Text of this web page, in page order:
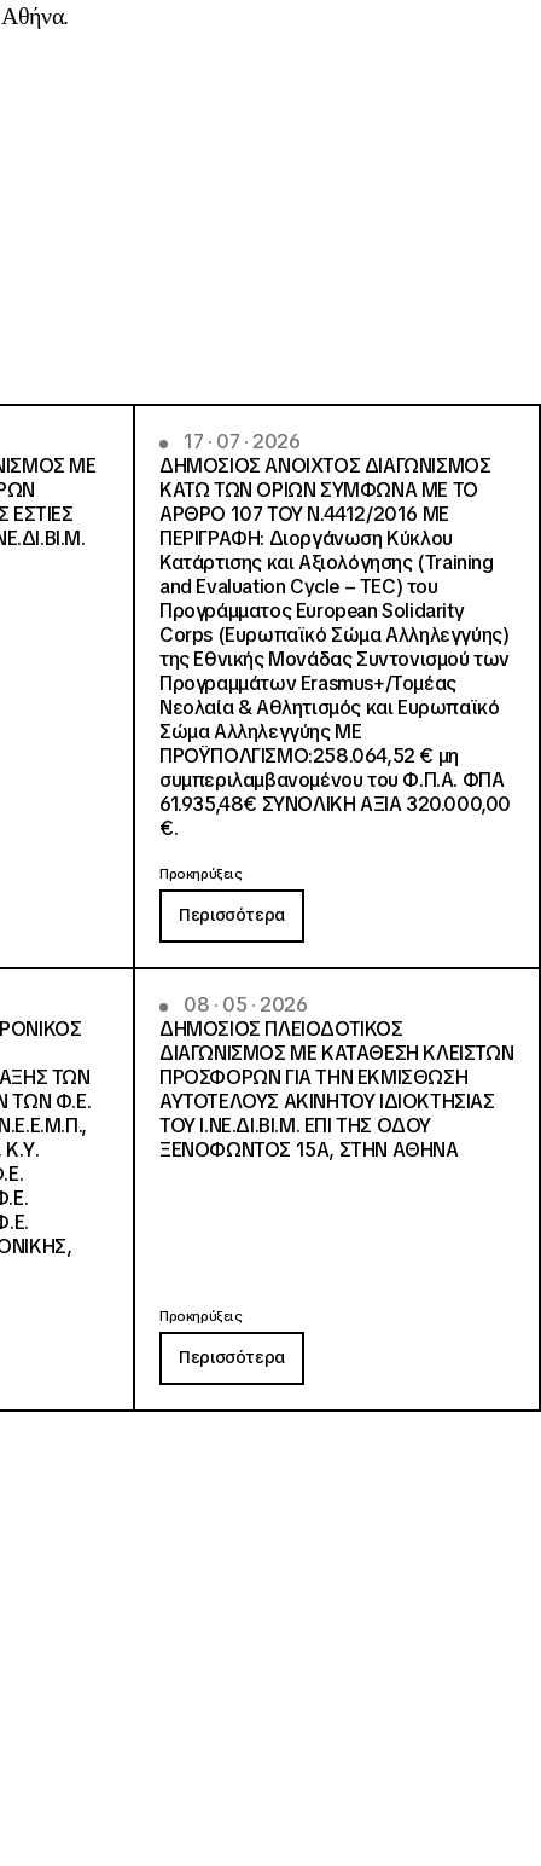
Αθήνα.
ΜΕ
ΕΣΤΙΕΣ
17 · 07 · 2026
ΔΗΜΟΣΙΟΣ ΑΝΟΙΧΤΟΣ ΔΙΑΓΩΝΙΣΜΟΣ
ΚΑΤΩ ΤΩΝ ΟΡΙΩΝ ΣΥΜΦΩΝΑ ΜΕ ΤΟ
ΑΡΘΡΟ 107 ΤΟΥ Ν.4412/2016 ΜΕ
ΠΕΡΙΓΡΑΦΗ: Διοργάνωση Κύκλου
Κατάρτισης και Αξιολόγησης (Training
and Evaluation Cycle – TEC) του
Προγράμματος European Solidarity
Corps (Ευρωπαϊκό Σώμα Αλληλεγγύης)
της Εθνικής Μονάδας Συντονισμού των
Προγραμμάτων Erasmus+/Τομέας
Νεολαία & Αθλητισμός και Ευρωπαϊκό
Σώμα Αλληλεγγύης ΜΕ
ΠΡΟΫΠΟΛΓΙΣΜΟ:258.064,52 € μη
συμπεριλαμβανομένου του Φ.Π.Α. ΦΠΑ
61.935,48€ ΣΥΝΟΛΙΚΗ ΑΞΙΑ 320.000,00
€.
Προκηρύξεις
Περισσότερα
ΤΩΝ
ΤΩΝ Φ.Ε.
08 · 05 · 2026
ΔΗΜΟΣΙΟΣ ΠΛΕΙΟΔΟΤΙΚΟΣ
ΔΙΑΓΩΝΙΣΜΟΣ ΜΕ ΚΑΤΑΘΕΣΗ ΚΛΕΙΣΤΩΝ
ΠΡΟΣΦΟΡΩΝ ΓΙΑ ΤΗΝ ΕΚΜΙΣΘΩΣΗ
ΑΥΤΟΤΕΛΟΥΣ ΑΚΙΝΗΤΟΥ ΙΔΙΟΚΤΗΣΙΑΣ
ΤΟΥ Ι.ΝΕ.ΔΙ.ΒΙ.Μ. ΕΠΙ ΤΗΣ ΟΔΟΥ
ΞΕΝΟΦΩΝΤΟΣ 15Α, ΣΤΗΝ ΑΘΗΝΑ
Προκηρύξεις
Περισσότερα